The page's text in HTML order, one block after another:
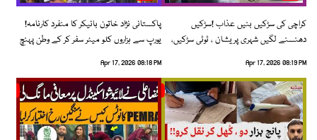
کراچی کی سڑکیں بنیں عذاب !سڑکیں
دھنسنے لگیں شہری پریشان ، ٹوٹی سڑکیں،
Apr 17, 2026 08:19 PM
پاکستانی نژاد خاتون بائیکر کا منفرد کارنامہ!
یورپ سے ہزاروں کلو میٹر سفر کر کے وطن پہنچ
Apr 17, 2026 08:18 PM